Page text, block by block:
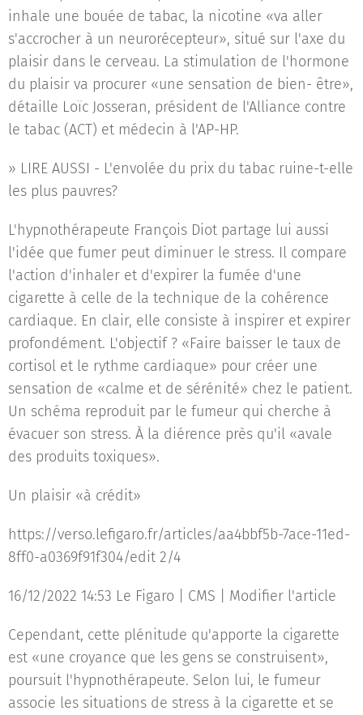
inhale une bouée de tabac, la nicotine «va aller
s'accrocher à un neurorécepteur», situé sur l'axe du
plaisir dans le cerveau. La stimulation de l'hormone
du plaisir va procurer «une sensation de bien- être»,
détaille Loïc Josseran, président de l'Alliance contre
le tabac (ACT) et médecin à l'AP-HP.
» LIRE AUSSI - L'envolée du prix du tabac ruine-t-elle
les plus pauvres?
L'hypnothérapeute François Diot partage lui aussi
l'idée que fumer peut diminuer le stress. Il compare
l'action d'inhaler et d'expirer la fumée d'une
cigarette à celle de la technique de la cohérence
cardiaque. En clair, elle consiste à inspirer et expirer
profondément. L'objectif ? «Faire baisser le taux de
cortisol et le rythme cardiaque» pour créer une
sensation de «calme et de sérénité» chez le patient.
Un schéma reproduit par le fumeur qui cherche à
évacuer son stress. À la diérence près qu'il «avale
des produits toxiques».
Un plaisir «à crédit»
https://verso.lefigaro.fr/articles/aa4bbf5b-7ace-11ed-
8ff0-a0369f91f304/edit 2/4
16/12/2022 14:53 Le Figaro | CMS | Modifier l'article
Cependant, cette plénitude qu'apporte la cigarette
est «une croyance que les gens se construisent»,
poursuit l'hypnothérapeute. Selon lui, le fumeur
associe les situations de stress à la cigarette et se